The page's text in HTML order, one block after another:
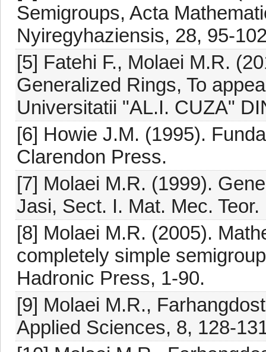
Semigroups, Acta
Nyiregyhaziensis, 28, 95-
[5] Fatehi F., Molaei M.R.
Generalized Rings, To
Universitatii "AL.I. CUZA"
[6] Howie J.M. (1995).
Clarendon Press.
[7] Molaei M.R. (1999).
Jasi, Sect. I. Mat. Mec.
[8] Molaei M.R. (2005).
completely simple
Hadronic Press, 1-90.
[9] Molaei M.R.,
Applied Sciences, 8, 128-